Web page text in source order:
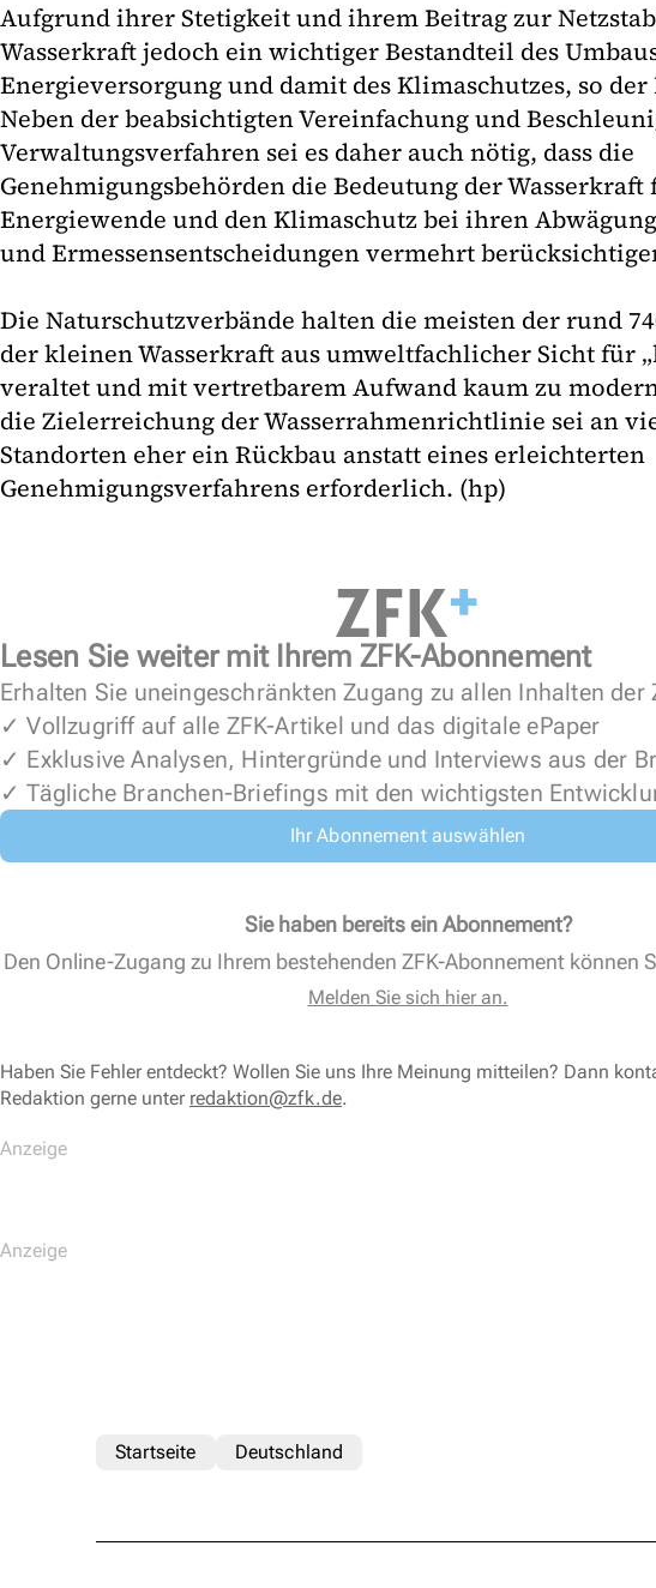
Aufgrund ihrer Stetigkeit und ihrem Beitrag zur
Wasserkraft jedoch ein wichtiger Bestandteil des
Energieversorgung und damit des Klimaschutzes, so der
Neben der beabsichtigten Vereinfachung und
Verwaltungsverfahren sei es daher auch nötig, dass die
Genehmigungsbehörden die Bedeutung der Wasserkraft
Energiewende und den Klimaschutz bei ihren
und Ermessensentscheidungen vermehrt
Die Naturschutzverbände halten die meisten der rund
der kleinen Wasserkraft aus umweltfachlicher Sicht für
veraltet und mit vertretbarem Aufwand kaum zu
die Zielerreichung der Wasserrahmenrichtlinie sei an
Standorten eher ein Rückbau anstatt eines erleichterten
Genehmigungsverfahrens erforderlich. (hp)
Lesen Sie weiter mit Ihrem ZFK-Abonnement
Erhalten Sie uneingeschränkten Zugang zu allen Inhalten der
✓ Vollzugriff auf alle ZFK-Artikel und das digitale ePaper
✓ Exklusive Analysen, Hintergründe und Interviews aus der
✓ Tägliche Branchen-Briefings mit den wichtigsten
Ihr Abonnement auswählen
Sie haben bereits ein Abonnement?
Den Online-Zugang zu Ihrem bestehenden ZFK-Abonnement können
Melden Sie sich hier an.
Haben Sie Fehler entdeckt? Wollen Sie uns Ihre Meinung mitteilen? Dann
Redaktion gerne unter redaktion@zfk.de.
Startseite Deutschland